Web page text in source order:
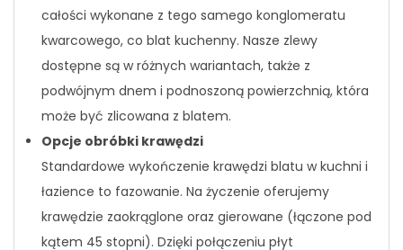
całości wykonane z tego samego konglomeratu
kwarcowego, co blat kuchenny. Nasze zlewy
dostępne są w różnych wariantach, także z
podwójnym dnem i podnoszoną powierzchnią, która
może być zlicowana z blatem.
Opcje obróbki krawędzi
Standardowe wykończenie krawędzi blatu w kuchni i
łazience to fazowanie. Na życzenie oferujemy
krawędzie zaokrąglone oraz gierowane (łączone pod
kątem 45 stopni). Dzięki połączeniu płyt